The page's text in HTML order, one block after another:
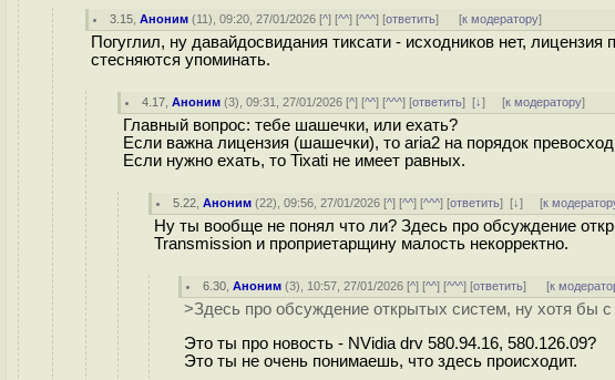
3.15 ,Аноним (11), 09:20, 27/01/2026 [^] [^^] [^^^] [ответить] [к модератору]
Погуглил, ну давайдосвидания тиксати - исходников нет,
стесняются упоминать.
4.17 ,Аноним (3), 09:31, 27/01/2026 [^] [^^] [^^^] [ответить][↓] [к модератору]
Главный вопрос: тебе шашечки, или ехать?
Если важна лицензия (шашечки), то aria2 на порядок
Если нужно ехать, то Tixati не имеет равных.
5.22 ,Аноним (22), 09:56, 27/01/2026 [^] [^^] [^^^] [ответить][↓] [к
Ну ты вообще не понял что ли? Здесь про обсуждение
Transmission и проприетарщину малость некорректно.
6.30 ,Аноним (3), 10:57, 27/01/2026 [^] [^^] [^^^] [ответить] [к
>Здесь про обсуждение открытых систем, ну хотя бы
Это ты про новость - NVidia drv 580.94.16, 580.126.09?
Это ты не очень понимаешь, что здесь происходит.